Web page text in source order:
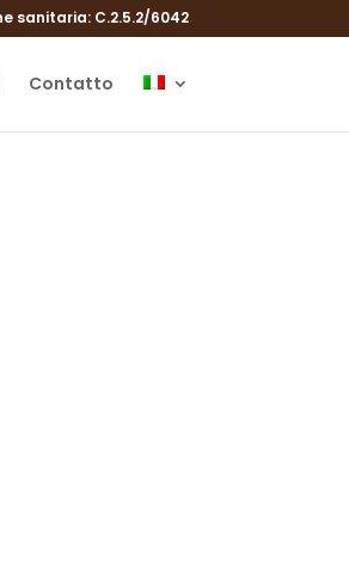
sanitaria: C.2.5.2/6042
Contatto